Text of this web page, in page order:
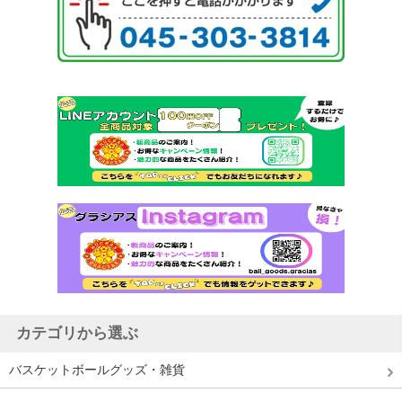
カテゴリから選ぶ
バスケットボールグッズ・雑貨